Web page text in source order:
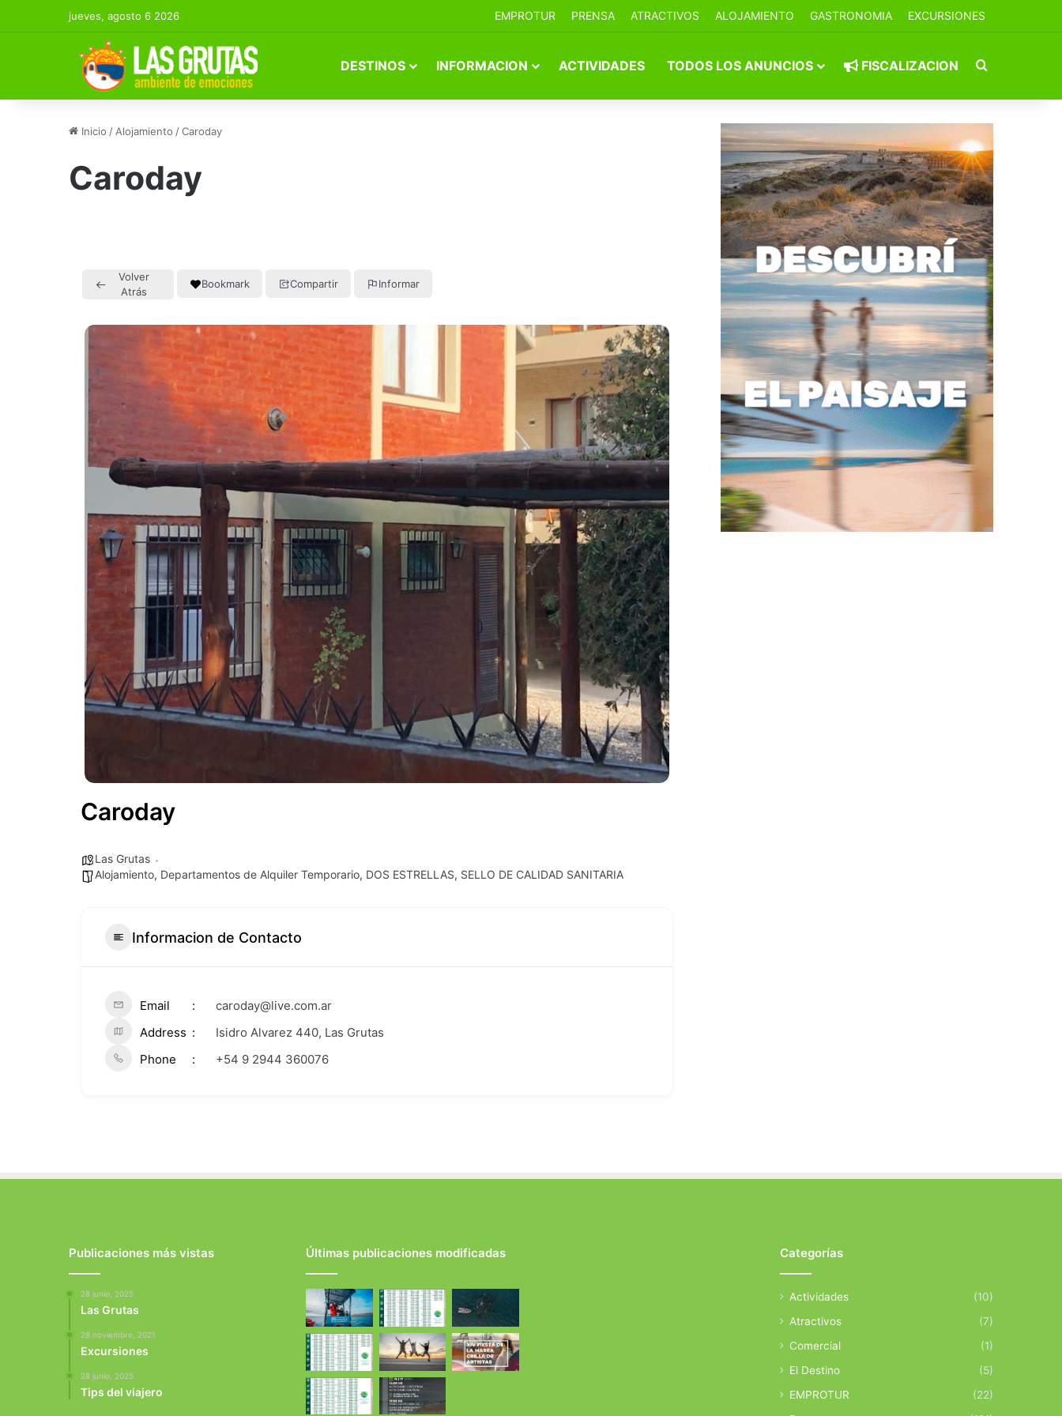
jueves, agosto 6 2026 EMPROTUR PRENSA ATRACTIVOS ALOJAMIENTO GASTRONOMIA EXCURSIONES
DESTINOS INFORMACION ACTIVIDADES TODOS LOS ANUNCIOS FISCALIZACION Buscar por
Inicio / Alojamiento /Caroday
Caroday
Volver
Atrás
Bookmark Compartir Informar
Caroday
Las Grutas
Alojamiento, Departamentos de Alquiler Temporario, DOS ESTRELLAS, SELLO DE CALIDAD SANITARIA
Informacion de Contacto
Email
caroday@live.com.ar
Address
Isidro Alvarez 440, Las Grutas
Phone
+54 9 2944 360076
Publicaciones más vistas
28 junio, 2025
Las Grutas
28 noviembre, 2021
Excursiones
28 junio, 2025
Tips del viajero
Últimas publicaciones modificadas Categorías
Actividades
(10)
Atractivos
(7)
Comercial
(1)
El Destino
(5)
EMPROTUR
(22)